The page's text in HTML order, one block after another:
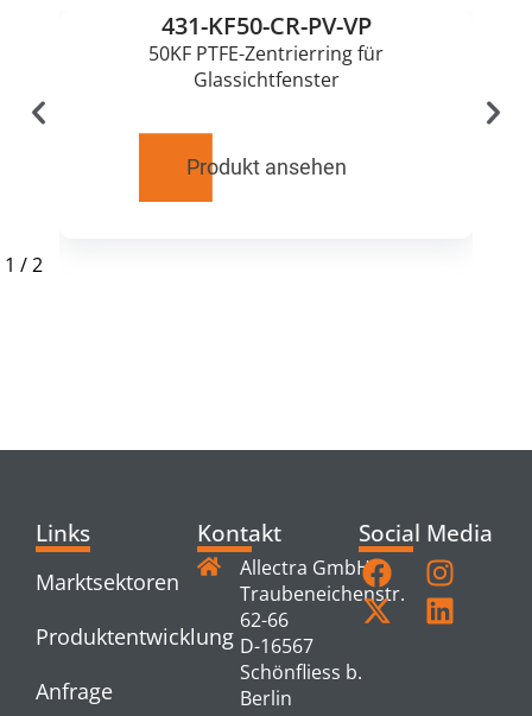
431-KF50-CR-PV-VP
50KF PTFE-Zentrierring für
Glassichtfenster
Produkt ansehen
1 /2
Links
Marktsektoren
Produktentwicklung
Anfrage
Kontakt
Allectra GmbH
Traubeneichenstr.
62-66
D-16567
Schönfliess b.
Berlin
Social Media